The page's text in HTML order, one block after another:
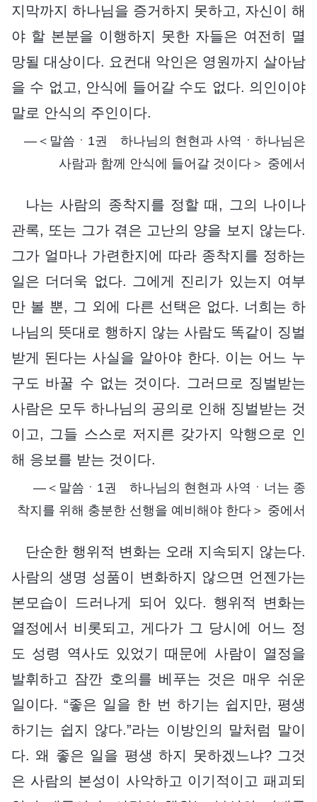
지막까지 하나님을 증거하지 못하고, 자신이 해
야 할 본분을 이행하지 못한 자들은 여전히 멸
망될 대상이다. 요컨대 악인은 영원까지 살아남
을 수 없고, 안식에 들어갈 수도 없다. 의인이야
말로 안식의 주인이다.
―＜말씀ㆍ1권 하나님의 현현과 사역ㆍ하나님은
사람과 함께 안식에 들어갈 것이다＞ 중에서
나는 사람의 종착지를 정할 때, 그의 나이나
관록, 또는 그가 겪은 고난의 양을 보지 않는다.
그가 얼마나 가련한지에 따라 종착지를 정하는
일은 더더욱 없다. 그에게 진리가 있는지 여부
만 볼 뿐, 그 외에 다른 선택은 없다. 너희는 하
나님의 뜻대로 행하지 않는 사람도 똑같이 징벌
받게 된다는 사실을 알아야 한다. 이는 어느 누
구도 바꿀 수 없는 것이다. 그러므로 징벌받는
사람은 모두 하나님의 공의로 인해 징벌받는 것
이고, 그들 스스로 저지른 갖가지 악행으로 인
해 응보를 받는 것이다.
―＜말씀ㆍ1권 하나님의 현현과 사역ㆍ너는 종
착지를 위해 충분한 선행을 예비해야 한다＞ 중에서
단순한 행위적 변화는 오래 지속되지 않는다.
사람의 생명 성품이 변화하지 않으면 언젠가는
본모습이 드러나게 되어 있다. 행위적 변화는
열정에서 비롯되고, 게다가 그 당시에 어느 정
도 성령 역사도 있었기 때문에 사람이 열정을
발휘하고 잠깐 호의를 베푸는 것은 매우 쉬운
일이다. “좋은 일을 한 번 하기는 쉽지만, 평생
하기는 쉽지 않다.”라는 이방인의 말처럼 말이
다. 왜 좋은 일을 평생 하지 못하겠느냐? 그것
은 사람의 본성이 사악하고 이기적이고 패괴되